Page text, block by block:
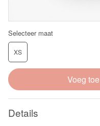
Selecteer maat
XS
Voeg
Details